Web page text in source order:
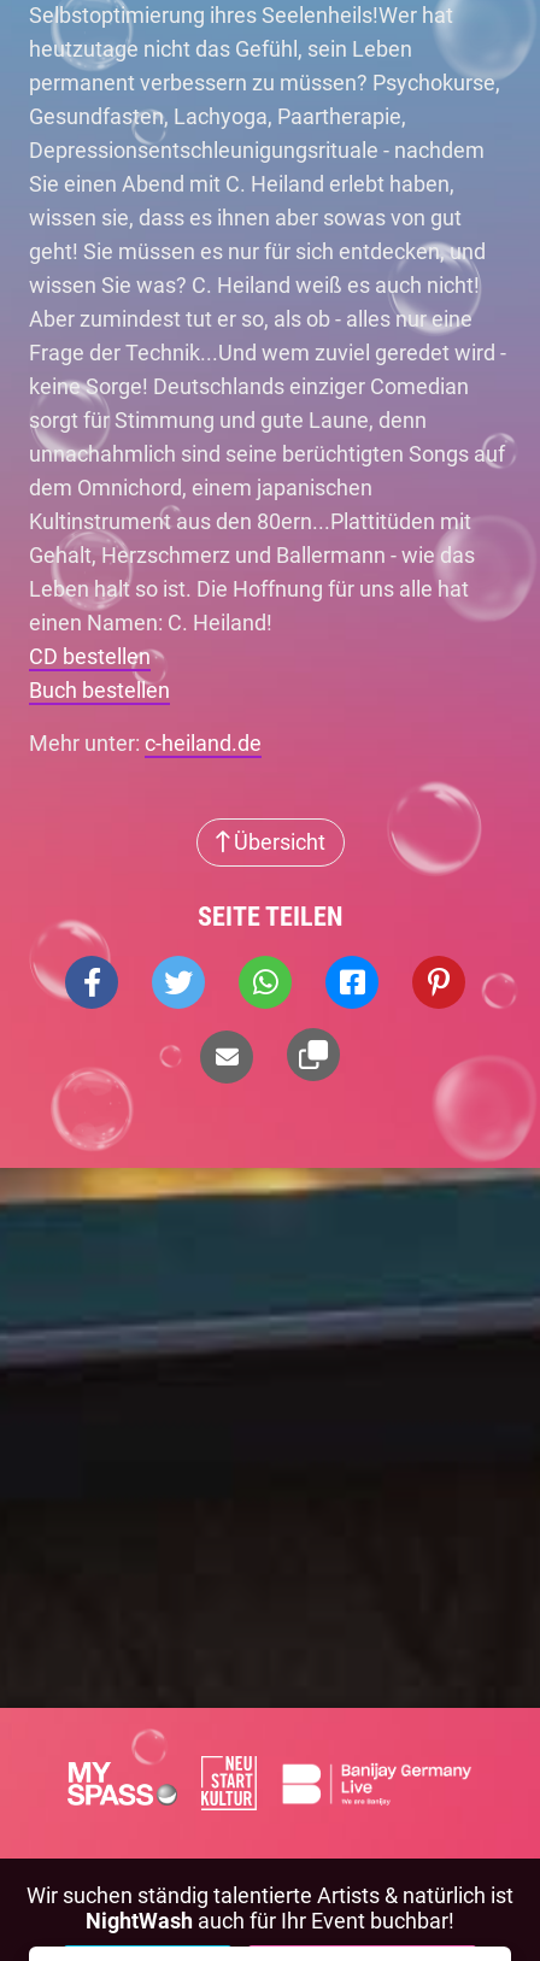
Selbstoptimierung ihres Seelenheils!Wer hat
heutzutage nicht das Gefühl, sein Leben
permanent verbessern zu müssen? Psychokurse,
Gesundfasten, Lachyoga, Paartherapie,
Depressionsentschleunigungsrituale - nachdem
Sie einen Abend mit C. Heiland erlebt haben,
wissen sie, dass es ihnen aber sowas von gut
geht! Sie müssen es nur für sich entdecken, und
wissen Sie was? C. Heiland weiß es auch nicht!
Aber zumindest tut er so, als ob - alles nur eine
Frage der Technik...Und wem zuviel geredet wird -
keine Sorge! Deutschlands einziger Comedian
sorgt für Stimmung und gute Laune, denn
unnachahmlich sind seine berüchtigten Songs auf
dem Omnichord, einem japanischen
Kultinstrument aus den 80ern...Plattitüden mit
Gehalt, Herzschmerz und Ballermann - wie das
Leben halt so ist. Die Hoffnung für uns alle hat
einen Namen: C. Heiland!
CD bestellen
Buch bestellen
Mehr unter: c-heiland.de
Übersicht
SEITE TEILEN
Wir suchen ständig talentierte Artists & natürlich ist
NightWash auch für Ihr Event buchbar!